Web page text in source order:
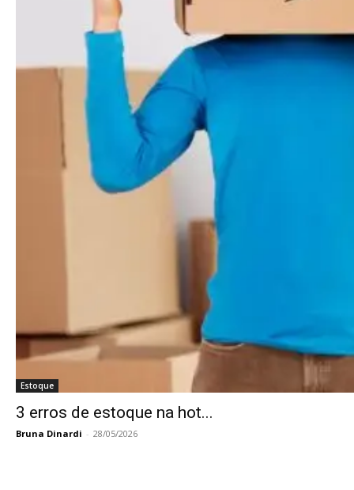
Estoque
3 erros de estoque na hot...
Bruna Dinardi - 28/05/2026